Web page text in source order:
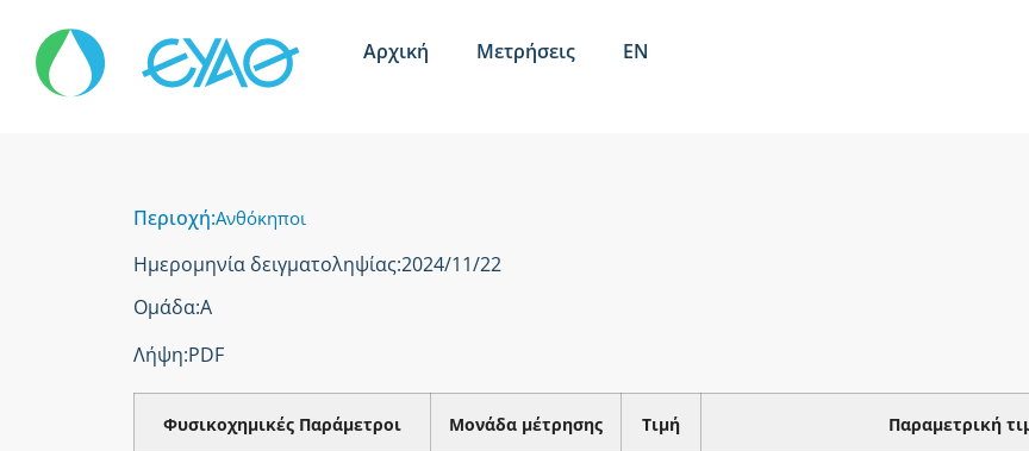
Αρχική Μετρήσεις EN
Περιοχή:Ανθόκηποι
Ημερομηνία δειγματοληψίας:2024/11/22
Ομάδα:Α
Λήψη:PDF
Φυσικοχημικές Παράμετροι Μονάδα μέτρησης Τιμή Παραμετρική